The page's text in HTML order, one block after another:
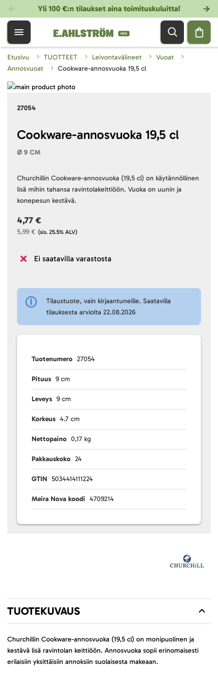
Yli 100 €:n tilaukset aina toimituskuluitta!
Etusivu TUOTTEET Leivontavälineet
Vuoat
Annosvuoat
Cookware-annosvuoka 19,5 cl
27054
Cookware-annosvuoka 19,5 cl
Ø 9 CM
Churchillin Cookware-annosvuoka (19,5 cl) on käytännöllinen
lisä mihin tahansa ravintolakeittiöön. Vuoka on uunin ja
konepesun kestävä.
(sis. 25.5% ALV)
5,99 €
4,77 €
Ei saatavilla varastosta
Tilaustuote, vain kirjaantuneille. Saatavilla
tilauksesta arviolta 22.08.2026
Tuotenumero 27054
Pituus 9 cm
Leveys 9 cm
Korkeus 4.7 cm
Nettopaino 0,17 kg
Pakkauskoko 24
GTIN 5034414111224
Meira Nova koodi 4709214
Skip
images
beginning
gallery
TUOTEKUVAUS
Churchillin Cookware-annosvuoka (19,5 cl) on monipuolinen ja
kestävä lisä ravintolan keittiöön. Annosvuoka sopii erinomaisesti
erilaisiin yksittäisiin annoksiin suolaisesta makeaan.